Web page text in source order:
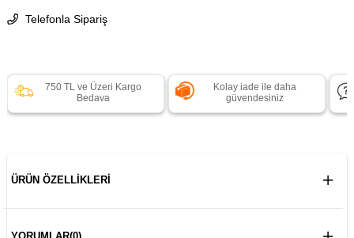
Telefonla Sipariş
750 TL ve Üzeri Kargo
Bedava
Kolay iade ile daha
güvendesiniz
ÜRÜN ÖZELLIKLERI